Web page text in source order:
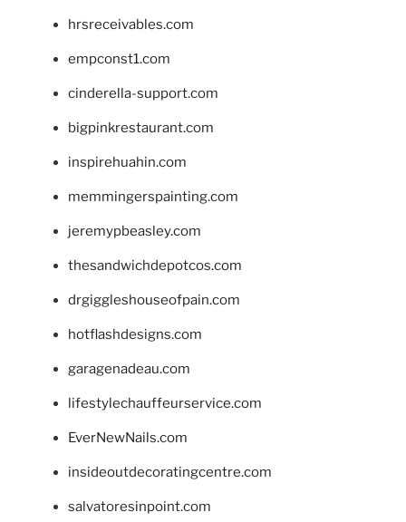
hrsreceivables.com
empconst1.com
cinderella-support.com
bigpinkrestaurant.com
inspirehuahin.com
memmingerspainting.com
jeremypbeasley.com
thesandwichdepotcos.com
drgiggleshouseofpain.com
hotflashdesigns.com
garagenadeau.com
lifestylechauffeurservice.com
EverNewNails.com
insideoutdecoratingcentre.com
salvatoresinpoint.com